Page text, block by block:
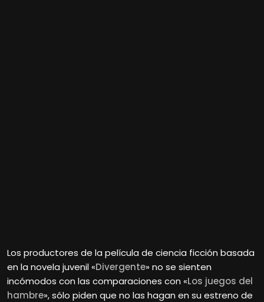
Los productores de la película de ciencia ficción basada
en la novela juvenil «Divergente» no se sienten
incómodos con las comparaciones con «Los juegos del
hambre», sólo piden que no las hagan en su estreno de